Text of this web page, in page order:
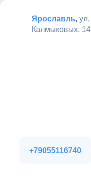
Ярославль,ул.
Калмыковых, 14
+79055116740